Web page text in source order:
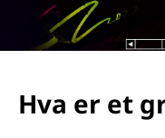
Hva er et